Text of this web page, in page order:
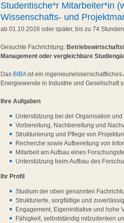
Studentische*r Mitarbeiter*in
Wissenschafts- und
ab 01.10.2026 oder später, bis zu 74
Gesuchte Fachrichtung:
Management oder vergleichbare
Das BIBAist ein ingenieurwissenschaftliches
Energiewende in Industrie und Gesellschaft
Ihre Aufgaben
Unterstützung bei der Organisation
Vorbereitung, Nachbereitung und
Strukturierung und Pflege von
Recherche sowie Aufbereitung von
Mitarbeit am Aufbau eines
Unterstützung beim Aufbau des
Ihr Profil
Studium der oben genannten
Strukturierte, sorgfältige und
Engagement, Eigeninitiative und hohe
Fähigkeit, selbstständig mitzudenken